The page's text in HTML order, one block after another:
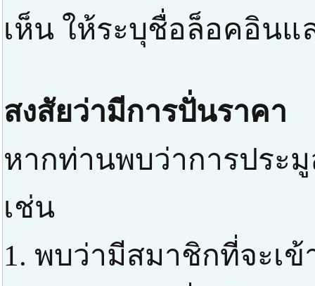
เห็น ให้ระบุชื่อล็อคอิน
สงสัยว่ามีการปั่นราคา
หากท่านพบว่าการประ
เช่น
1. พบว่ามีสมาชิกที่จะเ